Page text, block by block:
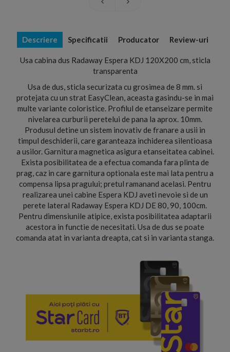
Descriere Specificatii Producator Review-uri
Usa cabina dus Radaway Espera KDJ 120X200 cm, sticla
transparenta
Usa de dus, sticla securizata cu grosimea de 8 mm. si
protejata cu un strat EasyClean, aceasta gasindu-se in mai
multe variante coloristice. Profilul de etanseizare permite
nivelarea curburii peretelui de pana la aprox. 10mm.
Produsul detine un sistem inovativ de franare a usii in
timpul deschiderii, care garanteaza inchiderea silentioasa
a usilor. Garnitura magnetica asigura etanseitatea cabinei.
Exista posibilitatea de a efectua comanda fara plinta de
prag, caz in care garnitura optionala este mai lata pentru a
compensa lipsa pragului; pretul ramanand acelasi. Pentru
realizarea unei cabine Espera KDJ aveti nevoie si de un
perete lateral Radaway Espera KDJ DE 80, 90, 100cm.
Pentru dimensiunile atipice, exista posibilitatea adaptarii
acestora in functie de necesitati. Usa de dus se poate
comanda atat in varianta dreapta, cat si in varianta stanga.